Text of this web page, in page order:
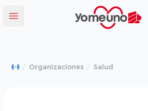
Abrir menú
Yomeuno.com
Organizaciones Salud